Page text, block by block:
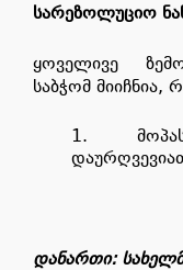
სარეზოლუციო
ყოველივე
საბჭომ მიიჩნია,
დანართი: